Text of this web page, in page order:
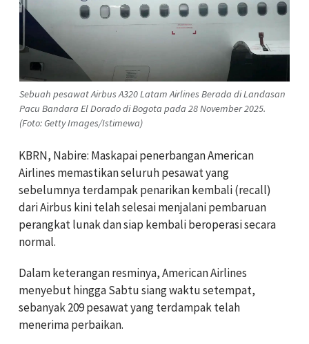
Sebuah pesawat Airbus A320 Latam Airlines Berada di Landasan
Pacu Bandara El Dorado di Bogota pada 28 November 2025.
(Foto: Getty Images/Istimewa)
KBRN, Nabire: Maskapai penerbangan American
Airlines memastikan seluruh pesawat yang
sebelumnya terdampak penarikan kembali (recall)
dari Airbus kini telah selesai menjalani pembaruan
perangkat lunak dan siap kembali beroperasi secara
normal.
Dalam keterangan resminya, American Airlines
menyebut hingga Sabtu siang waktu setempat,
sebanyak 209 pesawat yang terdampak telah
menerima perbaikan.